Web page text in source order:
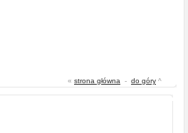
« strona główna - do góry ^